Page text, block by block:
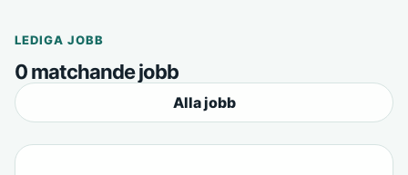
LEDIGA JOBB
0 matchande jobb
Alla jobb